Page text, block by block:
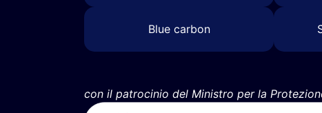
Blue carbon
con il patrocinio del Ministro per la